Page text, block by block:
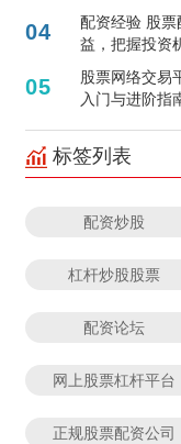
04
配资经验 股票配资机构：助您轻松放大收
益，把握投资
05
股票网络交易
入门与进阶指
标签列表
配资炒股
杠杆炒股股票
配资论坛
网上股票杠杆平台
正规股票配资公司